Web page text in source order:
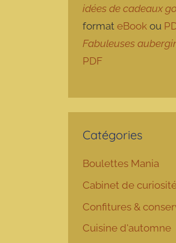
idées de cadeaux
formateBook ou
Fabuleuses
PDF
Catégories
Boulettes Mania
Cabinet de
Confitures &
Cuisine d'automne